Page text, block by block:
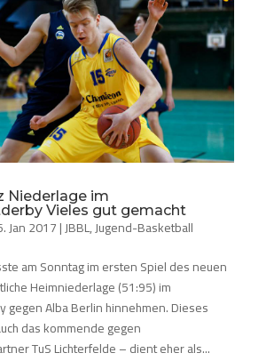
Niederlage im
Vieles gut gemacht
Jan 2017|JBBL,Jugend-Basketball
am Sonntag im ersten Spiel des neuen
Heimniederlage (51:95) im
gegen Alba Berlin hinnehmen. Dieses
das kommende gegen
TuS Lichterfelde – dient eher als...